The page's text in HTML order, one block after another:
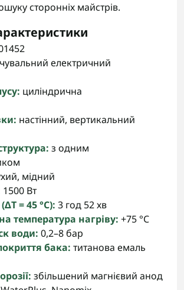
сторонніх майстрів.
електричний
циліндрична
настінний, вертикальний
з одним
мідний
1500 Вт
= 45 °C): 3 год 52 хв
температура нагріву: +75 °C
води: 0,2–8 бар
бака: титанова емаль
збільшений магнієвий анод